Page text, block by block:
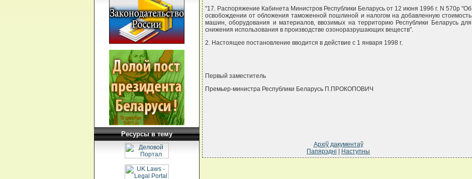
Ресурсы в тему
"17. Распоряжение Кабинета Министров Республики Беларусь от 12 июня 1996 г. N 570р "Об
освобождении от обложения таможенной пошлиной и налогом на добавленную стоимость
машин, оборудования и материалов, ввозимых на территорию Республики Беларусь для
снижения использования в производстве озоноразрушающих веществ".
2. Настоящее постановление вводится в действие с 1 января 1998 г.
Первый заместитель
Премьер-министра Республики Беларусь П.ПРОКОПОВИЧ
Архіў дакументаў
Папярэдні
Наступны